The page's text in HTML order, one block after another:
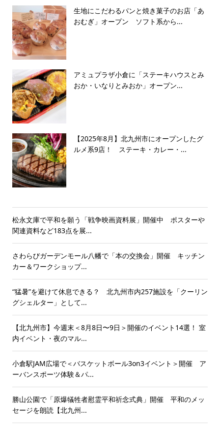
生地にこだわるパンと焼き菓子のお店「あ
おむぎ」オープン ソフト系から...
アミュプラザ小倉に「ステーキハウスとみ
おか・いなりとみおか」オープン...
【2025年8月】北九州市にオープンしたグ
ルメ系9店！ ステーキ・カレー・...
松永文庫で平和を願う「戦争映画資料展」開催中 ポスターや
関連資料など183点を展...
さわらびガーデンモール八幡で「本の交換会」開催 キッチン
カー＆ワークショップ...
“猛暑”を避けて休息できる？ 北九州市内257施設を「クーリン
グシェルター」として...
【北九州市】今週末＜8月8日〜9日＞開催のイベント14選！ 室
内イベント・夜のマル...
小倉駅JAM広場で＜バスケットボール3on3イベント＞開催 ア
ーバンスポーツ体験＆パ...
勝山公園で「原爆犠牲者慰霊平和祈念式典」開催 平和のメッ
セージを朗読【北九州...